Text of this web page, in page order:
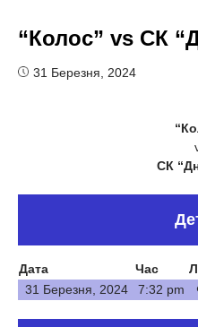
“Колос” vs СК
31 Березня, 2024
СК
Дата Час
31 Березня, 2024
7:32 pm